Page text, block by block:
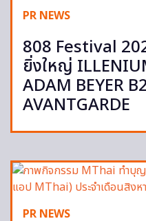
PR NEWS
808 Festival
ยิ่งใหญ่
ADAM BEYER
AVANTGARDE
PR NEWS